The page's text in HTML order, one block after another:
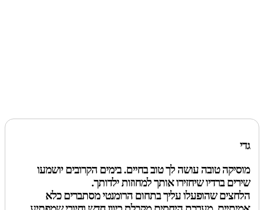
גדי
מוסיקה טובה עושה לך טוב בחיים. בימים הקרובים יושמעו
שירים ברדיו שיחזירו אותך למחוזות ילדותך.
הלחצים שהופעלו עליך בתחום הרומנטי מסתברים כלא